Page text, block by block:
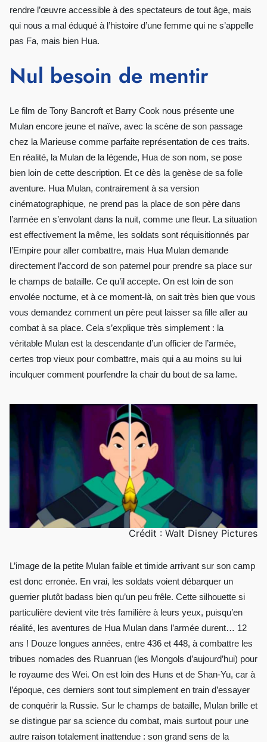
rendre l’œuvre accessible à des spectateurs de tout âge, mais
qui nous a mal éduqué à l’histoire d’une femme qui ne s’appelle
pas Fa, mais bien Hua.
Nul besoin de mentir
Le film de Tony Bancroft et Barry Cook nous présente une
Mulan encore jeune et naïve, avec la scène de son passage
chez la Marieuse comme parfaite représentation de ces traits.
En réalité, la Mulan de la légende, Hua de son nom, se pose
bien loin de cette description. Et ce dès la genèse de sa folle
aventure. Hua Mulan, contrairement à sa version
cinématographique, ne prend pas la place de son père dans
l’armée en s’envolant dans la nuit, comme une fleur. La situation
est effectivement la même, les soldats sont réquisitionnés par
l’Empire pour aller combattre, mais Hua Mulan demande
directement l’accord de son paternel pour prendre sa place sur
le champs de bataille. Ce qu’il accepte. On est loin de son
envolée nocturne, et à ce moment-là, on sait très bien que vous
vous demandez comment un père peut laisser sa fille aller au
combat à sa place. Cela s’explique très simplement : la
véritable Mulan est la descendante d’un officier de l’armée,
certes trop vieux pour combattre, mais qui a au moins su lui
inculquer comment pourfendre la chair du bout de sa lame.
Crédit : Walt Disney Pictures
L’image de la petite Mulan faible et timide arrivant sur son camp
est donc erronée. En vrai, les soldats voient débarquer un
guerrier plutôt badass bien qu’un peu frêle. Cette silhouette si
particulière devient vite très familière à leurs yeux, puisqu’en
réalité, les aventures de Hua Mulan dans l’armée durent… 12
ans ! Douze longues années, entre 436 et 448, à combattre les
tribues nomades des Ruanruan (les Mongols d’aujourd’hui) pour
le royaume des Wei. On est loin des Huns et de Shan-Yu, car à
l’époque, ces derniers sont tout simplement en train d’essayer
de conquérir la Russie. Sur le champs de bataille, Mulan brille et
se distingue par sa science du combat, mais surtout pour une
autre raison totalement inattendue : son grand sens de la